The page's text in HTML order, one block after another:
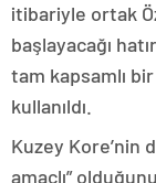
itibariyle ortak
başlayacağı
tam kapsamlı
kullanıldı.
Kuzey Kore’nin
amaçlı”